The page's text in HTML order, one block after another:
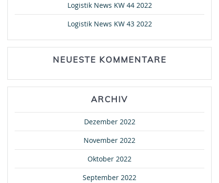
Logistik News KW 44 2022
Logistik News KW 43 2022
NEUESTE KOMMENTARE
ARCHIV
Dezember 2022
November 2022
Oktober 2022
September 2022